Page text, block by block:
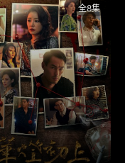
全8集